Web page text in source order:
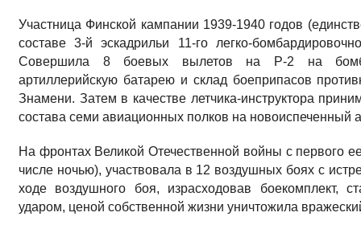
Участница Финской кампании 1939-1940 годов
составе 3-й эскадрильи 11-го легко-
Совершила 8 боевых вылетов на Р-2 на
артиллерийскую батарею и склад боеприпасов
Знамени. Затем в качестве летчика-инструктора
состава семи авиационных полков на новоиспеченный
На фронтах Великой Отечественной войны с первого
числе ночью), участвовала в 12 воздушных боях с
ходе воздушного боя, израсходовав боекомплект,
ударом, ценой собственной жизни уничтожила